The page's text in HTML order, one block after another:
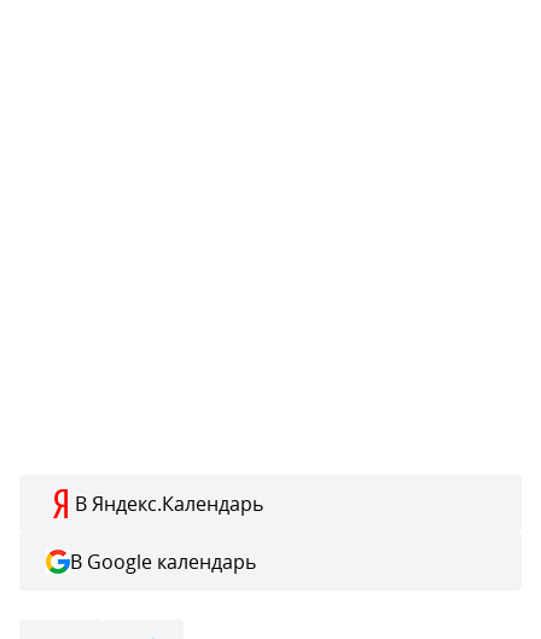
В Яндекс.Календарь
В Google календарь